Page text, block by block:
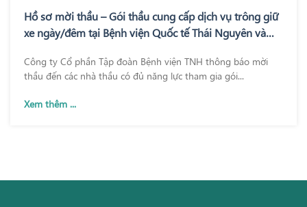
Hồ sơ mời thầu – Gói thầu cung cấp dịch vụ trông giữ
xe ngày/đêm tại Bệnh viện Quốc tế Thái Nguyên và
Công ty Cổ phần Tập đoàn Bệnh viện TNH thông báo mời
thầu đến các nhà thầu có đủ năng lực tham gia gói...
Xem thêm ...